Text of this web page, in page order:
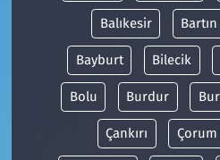
Balıkesir Bartın
Bayburt Bilecik
Bolu Burdur
Çankırı Çorum